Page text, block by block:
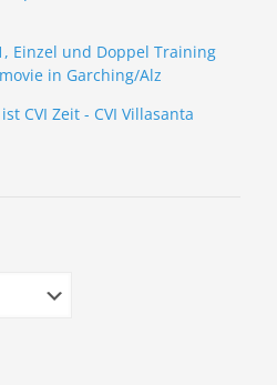
Einzel und Doppel Training
in Garching/Alz
CVI Zeit - CVI Villasanta